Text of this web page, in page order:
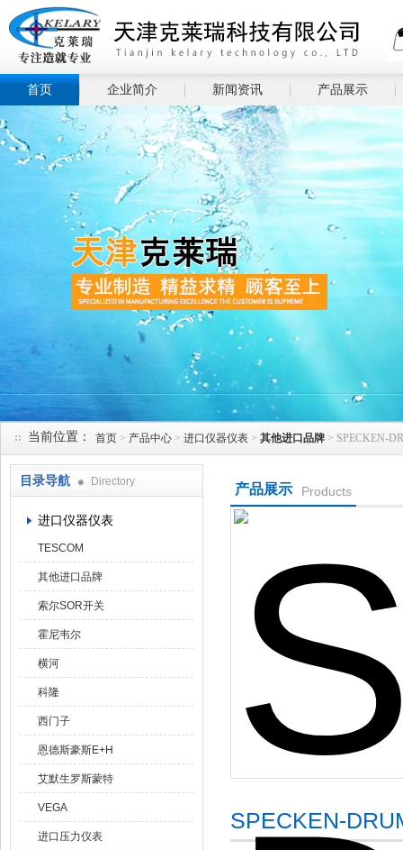
首页 企业简介 新闻资讯 产品展示
当前位置： 首页 > 产品中心 > 进口仪器仪表 > 其他进口品牌 > SPECKEN-
目录导航 Directory
进口仪器仪表
TESCOM
其他进口品牌
索尔SOR开关
霍尼韦尔
横河
科隆
西门子
恩德斯豪斯E+H
艾默生罗斯蒙特
VEGA
进口压力仪表
产品展示 Products
SPECKEN-